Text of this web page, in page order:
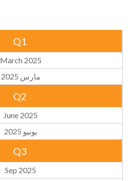
Q1
March 2025
مارس 2025
Q2
June 2025
يونيو 2025
Q3
Sep 2025